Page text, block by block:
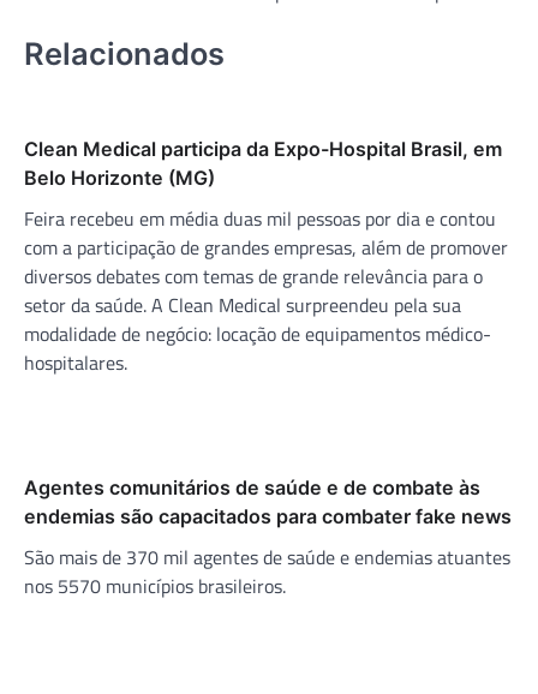
Relacionados
Clean Medical participa da Expo-Hospital Brasil, em
Belo Horizonte (MG)
Feira recebeu em média duas mil pessoas por dia e contou
com a participação de grandes empresas, além de promover
diversos debates com temas de grande relevância para o
setor da saúde. A Clean Medical surpreendeu pela sua
modalidade de negócio: locação de equipamentos médico-
hospitalares.
Agentes comunitários de saúde e de combate às
endemias são capacitados para combater fake news
São mais de 370 mil agentes de saúde e endemias atuantes
nos 5570 municípios brasileiros.